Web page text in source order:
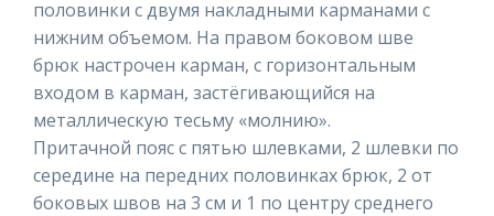
половинки с двумя накладными карманами с
нижним объемом. На правом боковом шве
брюк настрочен карман, с горизонтальным
входом в карман, застёгивающийся на
металлическую тесьму «молнию».
Притачной пояс с пятью шлевками, 2 шлевки по
середине на передних половинках брюк, 2 от
боковых швов на 3 см и 1 по центру среднего